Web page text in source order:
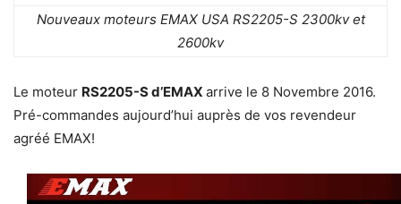
Nouveaux moteurs EMAX USA RS2205-S 2300kv et
2600kv
Le moteur RS2205-S d’EMAX arrive le 8 Novembre 2016.
Pré-commandes aujourd’hui auprès de vos revendeur
agréé EMAX!